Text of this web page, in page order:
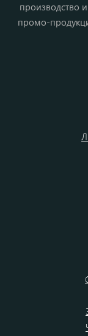
производство
промо-